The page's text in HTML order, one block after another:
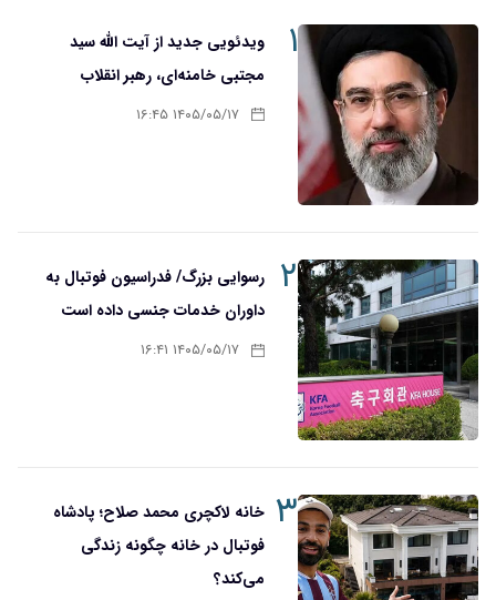
۱
ویدئویی جدید از آیت الله سید
مجتبی خامنه‌ای، رهبر انقلاب
۱۴۰۵/۰۵/۱۷ ۱۶:۴۵
۲
رسوایی بزرگ/ فدراسیون فوتبال به
داوران خدمات جنسی داده است
۱۴۰۵/۰۵/۱۷ ۱۶:۴۱
۳ خانه لاکچری محمد صلاح؛ پادشاه
فوتبال در خانه چگونه زندگی
می‌کند؟